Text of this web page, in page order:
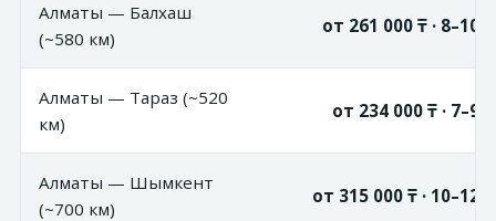
Алматы — Балхаш
(~580 км)
от 261 000 ₸ · 8–10
Алматы — Тараз (~520
км)
от 234 000 ₸ · 7–9
Алматы — Шымкент
(~700 км)
от 315 000 ₸ · 10–12